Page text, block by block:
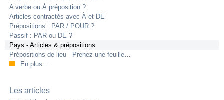
A verbe ou À préposition ?
Articles contractés avec À et DE
Prépositions : PAR / POUR ?
Passif : PAR ou DE ?
Pays - Articles & prépositions
Prépositions de lieu - Prenez une feuille…
En plus…
Les articles